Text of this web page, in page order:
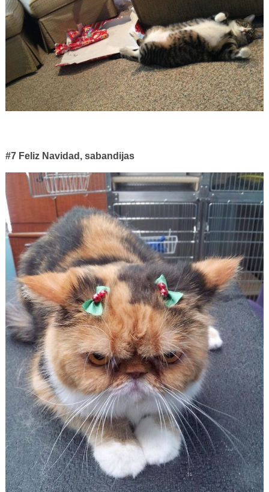
#7 Feliz Navidad, sabandijas